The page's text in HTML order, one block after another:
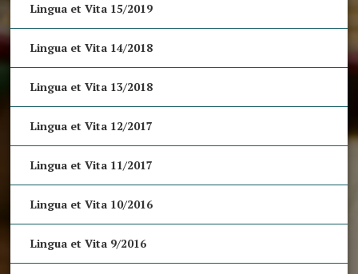
Lingua et Vita 15/2019
Lingua et Vita 14/2018
Lingua et Vita 13/2018
Lingua et Vita 12/2017
Lingua et Vita 11/2017
Lingua et Vita 10/2016
Lingua et Vita 9/2016